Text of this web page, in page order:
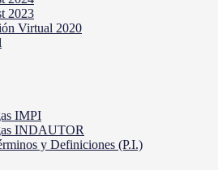
2023
Virtual 2020
IMPI
INDAUTOR
y Definiciones (P.I.)